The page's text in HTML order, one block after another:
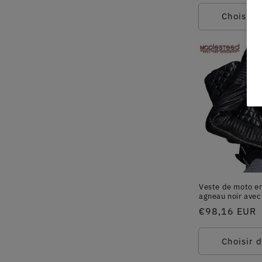
Choisir
Veste de moto
agneau noir
Prix
habituel
€98,16 EUR
Choisir